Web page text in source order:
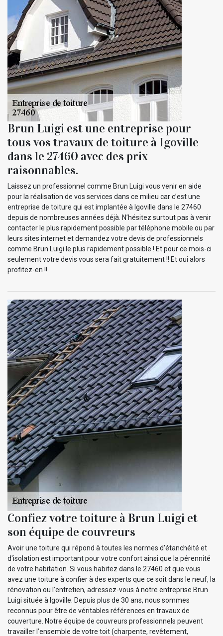
Brun Luigi est une entreprise pour
tous vos travaux de toiture à Igoville
dans le 27460 avec des prix
raisonnables.
Laissez un professionnel comme Brun Luigi vous venir en aide
pour la réalisation de vos services dans ce milieu car c’est une
entreprise de toiture qui est implantée à Igoville dans le 27460
depuis de nombreuses années déjà. N’hésitez surtout pas à venir
contacter le plus rapidement possible par téléphone mobile ou par
leurs sites internet et demandez votre devis de professionnels
comme Brun Luigi le plus rapidement possible ! Et pour ce mois-ci
seulement votre devis vous sera fait gratuitement !! Et oui alors
profitez-en !!
Confiez votre toiture à Brun Luigi et
son équipe de couvreurs
Avoir une toiture qui répond à toutes les normes d'étanchéité et
d'isolation est important pour votre confort ainsi que la pérennité
de votre habitation. Si vous habitez dans le 27460 et que vous
avez une toiture à confier à des experts que ce soit dans le neuf, la
rénovation ou l’entretien, adressez-vous à notre entreprise Brun
Luigi située à Igoville. Depuis plus de 30 ans, nous sommes
reconnus pour être de véritables références en travaux de
couverture. Notre équipe de couvreurs professionnels peuvent
travailler l’ensemble de votre toit (charpente, revêtement,